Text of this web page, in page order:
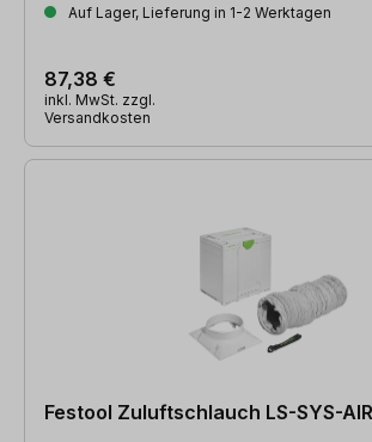
Auf Lager, Lieferung in 1-2 Werktagen
87,38 €
inkl. MwSt. zzgl.
Versandkosten
Festool Zuluftschlauch LS-SYS-